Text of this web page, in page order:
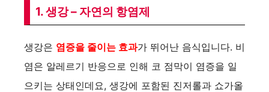
1. 생강 – 자연의 항염제
생강은 염증을 줄이는 효과가 뛰어난 음식입니다. 비
염은 알레르기 반응으로 인해 코 점막이 염증을 일
으키는 상태인데요, 생강에 포함된 진저롤과 쇼가올